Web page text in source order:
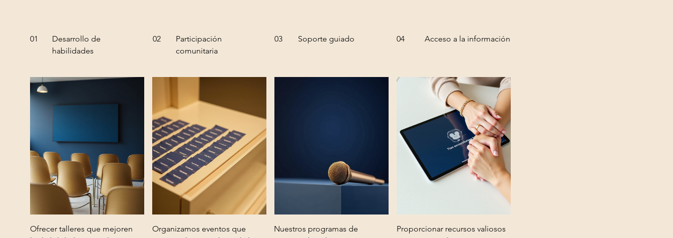
01
Desarrollo de
habilidades
Ofrecer talleres que mejoren
02
Participación
comunitaria
Organizamos eventos que
03 Soporte guiado
Nuestros programas de
04 Acceso a la información
Proporcionar recursos valiosos